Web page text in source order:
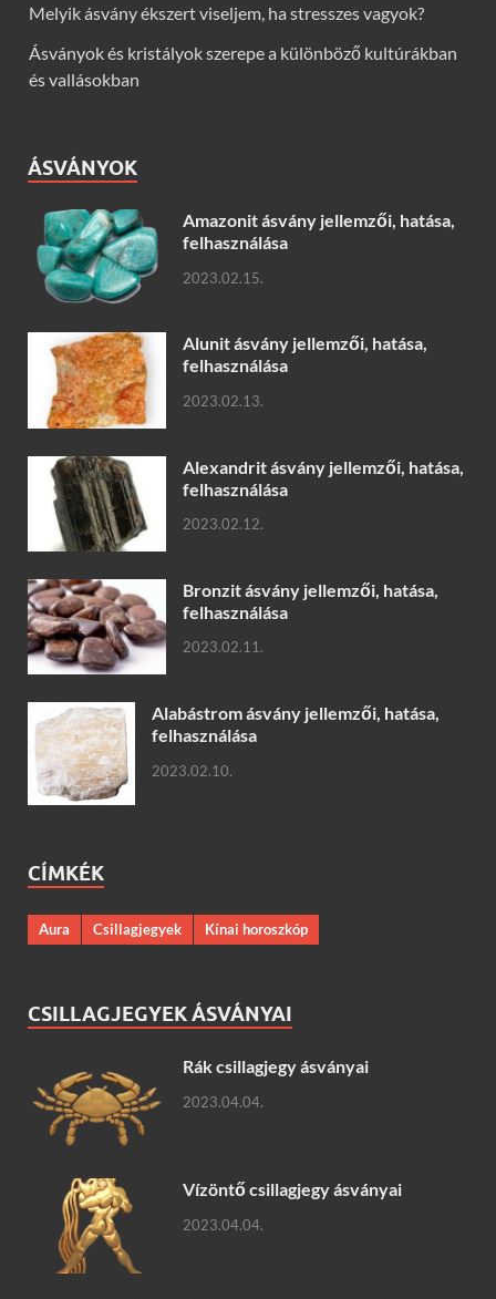
Melyik ásvány ékszert viseljem, ha stresszes vagyok?
Ásványok és kristályok szerepe a különböző kultúrákban
és vallásokban
ÁSVÁNYOK
Amazonit ásvány jellemzői, hatása,
felhasználása
2023.02.15.
Alunit ásvány jellemzői, hatása,
felhasználása
2023.02.13.
Alexandrit ásvány jellemzői, hatása,
felhasználása
2023.02.12.
Bronzit ásvány jellemzői, hatása,
felhasználása
2023.02.11.
Alabástrom ásvány jellemzői, hatása,
felhasználása
2023.02.10.
CÍMKÉK
Aura Csillagjegyek Kínai horoszkóp
CSILLAGJEGYEK ÁSVÁNYAI
Rák csillagjegy ásványai
2023.04.04.
Vízöntő csillagjegy ásványai
2023.04.04.